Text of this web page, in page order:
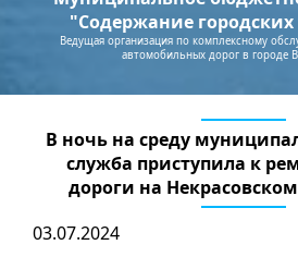
"Содержание
Ведущая организация по комплексному
автомобильных дорог в городе
В ночь на среду
служба приступила к
дороги на
03.07.2024